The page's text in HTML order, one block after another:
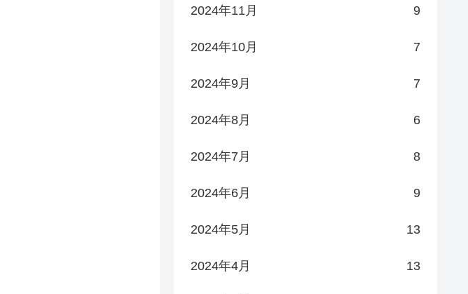
2024年11月 9
2024年10月 7
2024年9月 7
2024年8月 6
2024年7月 8
2024年6月 9
2024年5月 13
2024年4月 13